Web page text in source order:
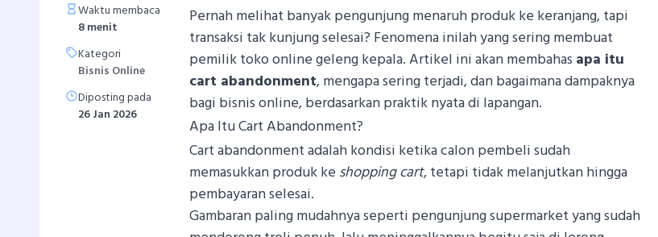
Waktu membaca
8 menit
Kategori
Bisnis Online
Diposting pada
26 Jan 2026
Pernah melihat banyak pengunjung menaruh produk ke keranjang, tapi
transaksi tak kunjung selesai? Fenomena inilah yang sering membuat
pemilik toko online geleng kepala. Artikel ini akan membahas apa itu
cart abandonment, mengapa sering terjadi, dan bagaimana dampaknya
bagi bisnis online, berdasarkan praktik nyata di lapangan.
Apa Itu Cart Abandonment?
Cart abandonment adalah kondisi ketika calon pembeli sudah
memasukkan produk ke shopping cart, tetapi tidak melanjutkan hingga
pembayaran selesai.
Gambaran paling mudahnya seperti pengunjung supermarket yang sudah